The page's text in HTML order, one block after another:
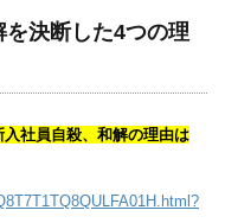
を決断した4つの理
社員自殺、和解の理由は